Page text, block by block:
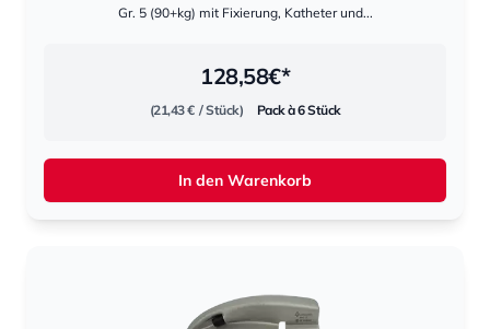
Gr. 5 (90+kg) mit Fixierung, Katheter und...
128,58€*
(21,43 € / Stück) Pack à 6 Stück
In den Warenkorb